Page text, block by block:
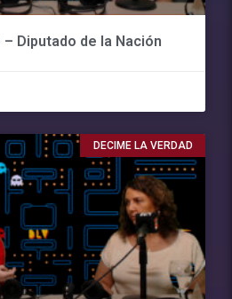
Diputado de la Nación
DECIME LA VERDAD